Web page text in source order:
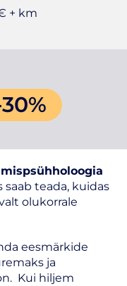
+ km
saab teada, kuidas
olukorrale
eesmärkide
ja
Kui hiljem